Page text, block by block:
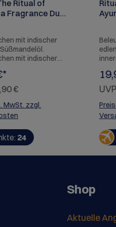
Ritual of
Fragrance Duft
mit indischer
mit indischer
den sanften
ayurvedischen
Mandelöl und
für eine
Wirkung auf
Seele. Perfekt für
vom
und Badezimmer
Kombinieren
€
MwSt. zzgl.
24
wie
Shop
Aktuelle